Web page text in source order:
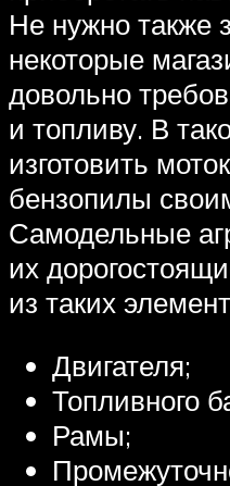
Не нужно также
некоторые
довольно
и топливу. В
изготовить
бензопилы
Самодельные
их
из таких
Двигателя;
Топливного
Рамы;